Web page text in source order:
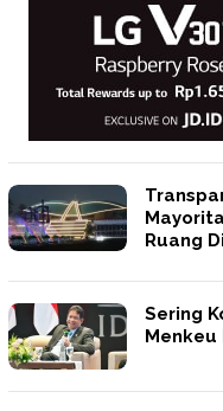
Ruang
Sering
Menkeu